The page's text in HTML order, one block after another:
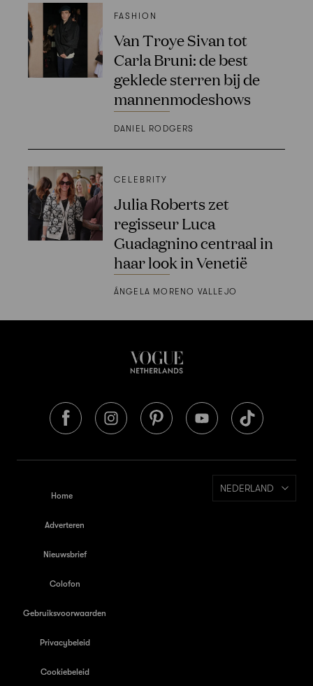
FASHION
Van Troye Sivan tot
Carla Bruni: de best
geklede sterren bij de
mannenmodeshows
DANIEL RODGERS
CELEBRITY
Julia Roberts zet
regisseur Luca
Guadagnino centraal in
haar look in Venetië
ÁNGELA MORENO VALLEJO
Home
Adverteren
Nieuwsbrief
Colofon
Gebruiksvoorwaarden
Privacybeleid
Cookiebeleid
NEDERLAND